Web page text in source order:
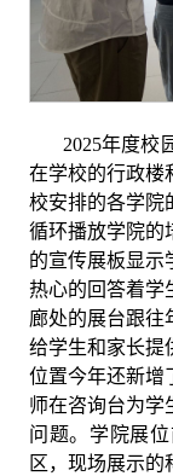
2025年度校
在学校的行政楼
校安排的各学院
循环播放学院的
的宣传展板显示
热心的回答着学
廊处的展台跟往
给学生和家长提
位置今年还新增
师在咨询台为学
问题。学院展
区，现场展示